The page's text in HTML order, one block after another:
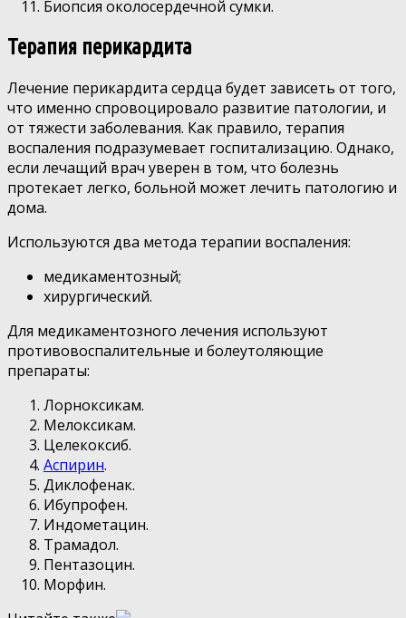
Биопсия околосердечной сумки.
Терапия перикардита
Лечение перикардита сердца будет зависеть от того,
что именно спровоцировало развитие патологии, и
от тяжести заболевания. Как правило, терапия
воспаления подразумевает госпитализацию. Однако,
если лечащий врач уверен в том, что болезнь
протекает легко, больной может лечить патологию и
дома.
Используются два метода терапии воспаления:
медикаментозный;
хирургический.
Для медикаментозного лечения используют
противовоспалительные и болеутоляющие
препараты:
Лорноксикам.
Мелоксикам.
Целекоксиб.
Аспирин.
Диклофенак.
Ибупрофен.
Индометацин.
Трамадол.
Пентазоцин.
Морфин.